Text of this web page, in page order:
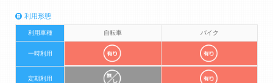
利用形態
利用車種 自転車 バイク
一時利用
定期利用